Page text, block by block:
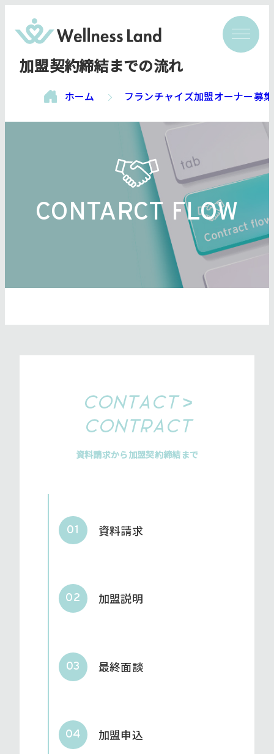
加盟契約締結までの流れ
ホーム フランチャイズ加盟オーナー募集
CONTARCT FLOW
CONTACT >
CONTRACT
資料請求から加盟契約締結まで
01 資料請求
02 加盟説明
03 最終面談
04 加盟申込